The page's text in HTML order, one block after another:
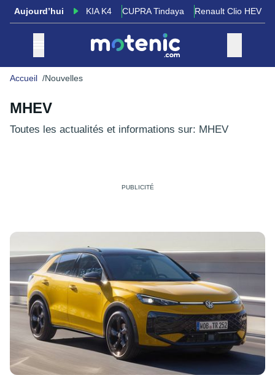
Aujourd’hui KIA K4 CUPRA Tindaya Renault Clio HEV
Accueil Nouvelles
MHEV
Toutes les actualités et informations sur: MHEV